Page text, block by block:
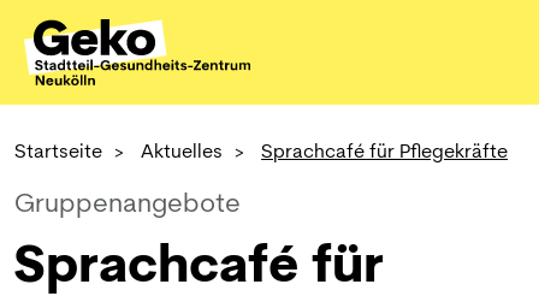
Startseite > Aktuelles > Sprachcafé für Pflegekräfte
Gruppenangebote
Sprachcafé für